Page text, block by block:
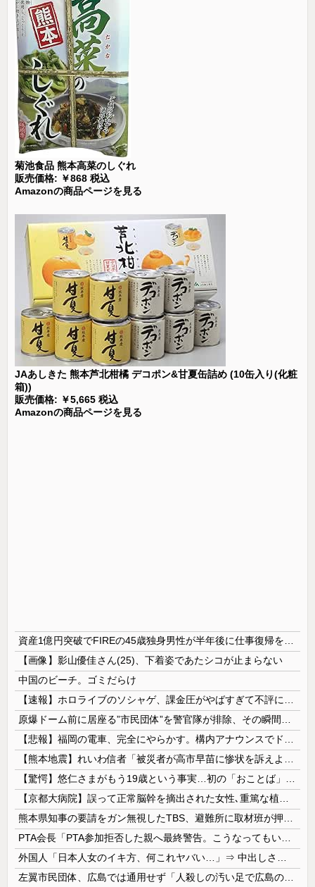
菊池食品 熊本高菜のしぐれ
販売価格: ￥868 税込
Amazonの商品ページを見る
JAあしきた 熊本芦北柑橘 デコポン&甘夏缶詰め (10缶入り(化粧
箱))
販売価格: ￥5,665 税込
Amazonの商品ページを見る
【画像】影山優佳さん(25)、下着姿であたシコが止まらない
中国のビーチ。ゴミだらけ